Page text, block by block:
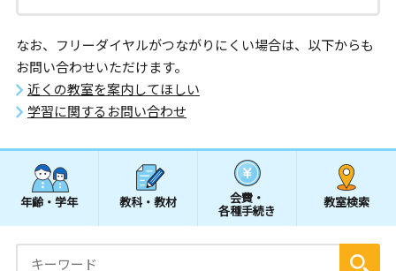
なお、フリーダイヤルがつながりにくい場合は、以下からも
お問い合わせいただけます。
近くの教室を案内してほしい
学習に関するお問い合わせ
年齢・学年 教科・教材 会費・
各種手続き
教室検索